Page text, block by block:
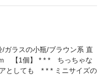
ガラスの小瓶/ブラウン系 直
【1個】 * * * ちっちゃな
としても * * * ミニサイズの